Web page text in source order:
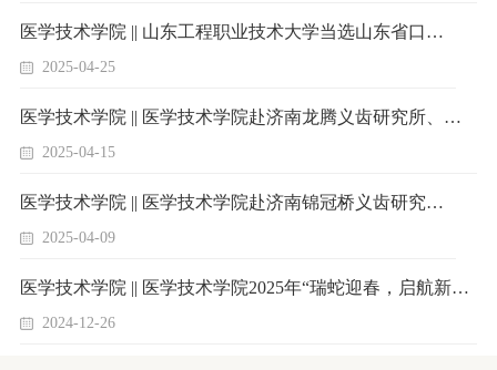
医学技术学院 || 山东工程职业技术大学当选山东省口腔民营企业协会常务理事
2025-04-25
医学技术学院 || 医学技术学院赴济南龙腾义齿研究所、岳冠义齿（山东）有限公司签订校企合作协议，共育应用型人才（二）
2025-04-15
医学技术学院 || 医学技术学院赴济南锦冠桥义齿研究所、济南皓美医疗牙科技术有限公司签订校企合作协议，共育应用型人才
2025-04-09
医学技术学院 || 医学技术学院2025年“瑞蛇迎春，启航新岁”元旦文艺汇演圆满结束！
2024-12-26